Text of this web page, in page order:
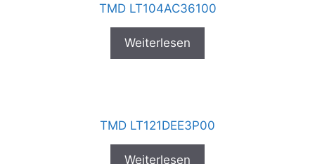
TMD LT104AC36100
Weiterlesen
TMD LT121DEE3P00
Weiterlesen